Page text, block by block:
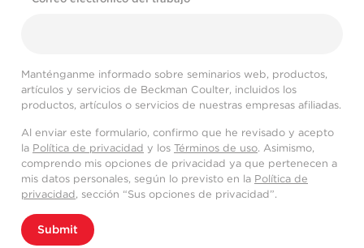
Manténganme informado sobre seminarios web, productos,
artículos y servicios de Beckman Coulter, incluidos los
productos, artículos o servicios de nuestras empresas afiliadas.
Al enviar este formulario, confirmo que he revisado y acepto
la Política de privacidad y los Términos de uso. Asimismo,
comprendo mis opciones de privacidad ya que pertenecen a
mis datos personales, según lo previsto en la Política de
privacidad, sección “Sus opciones de privacidad”.
Submit